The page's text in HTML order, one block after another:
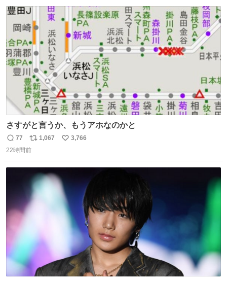
ト
数
さすがと言うか、もうアホなのかと
返
信
77
リ
ポ
ト
数
1,067
い
3,766
22時間前